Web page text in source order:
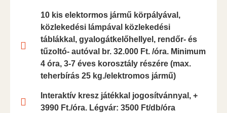
10 kis elektormos jármű körpályával,
közlekedési lámpával közlekedési
táblákkal, gyalogátkelőhellyel, rendőr- és
tűzoltó- autóval br. 32.000 Ft. /óra. Minimum
4 óra, 3-7 éves korosztály részére (max.
teherbírás 25 kg./elektromos jármű)
Interaktív kresz játékkal jogosítvánnyal, +
3990 Ft./óra. Légvár: 3500 Ft/db/óra